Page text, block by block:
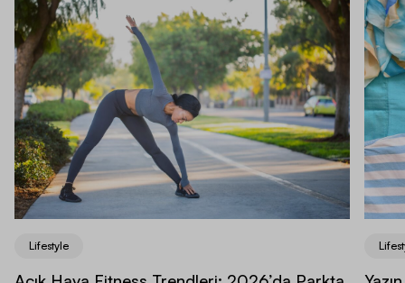
Lifestyle